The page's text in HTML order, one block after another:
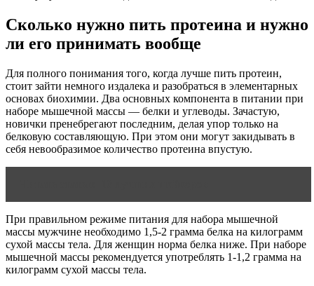
Сколько нужно пить протеина и нужно
ли его принимать вообще
Для полного понимания того, когда лучше пить протеин,
стоит зайти немного издалека и разобраться в элементарных
основах биохимии. Два основных компонента в питании при
наборе мышечной массы — белки и углеводы. Зачастую,
новички пренебрегают последним, делая упор только на
белковую составляющую. При этом они могут закидывать в
себя невообразимое количество протеина впустую.
При правильном режиме питания для набора мышечной
массы мужчине необходимо 1,5-2 грамма белка на килограмм
сухой массы тела. Для женщин норма белка ниже. При наборе
мышечной массы рекомендуется употреблять 1-1,2 грамма на
килограмм сухой массы тела.